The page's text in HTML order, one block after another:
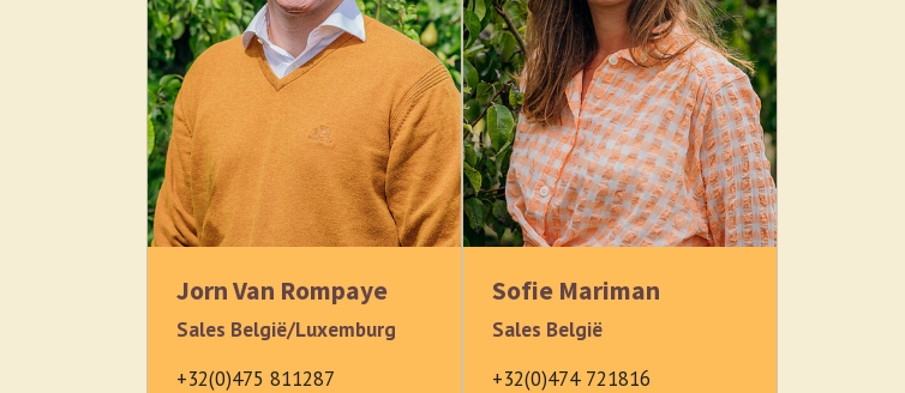
Jorn Van Rompaye
Sales België/Luxemburg
+32(0)475 811287
Sofie Mariman
Sales België
+32(0)474 721816